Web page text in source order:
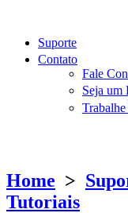
Suporte
Contato
Fale
Seja um
Home >
Tutoriais